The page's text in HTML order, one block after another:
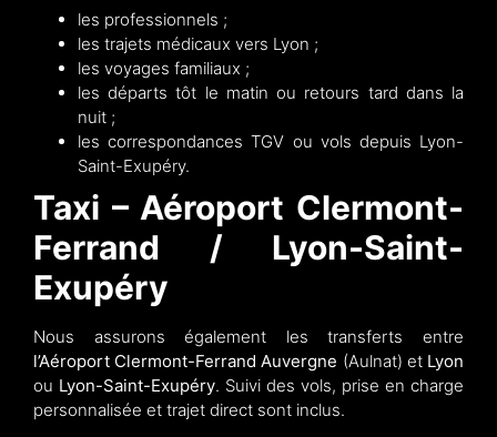
les professionnels ;
les trajets médicaux vers Lyon ;
les voyages familiaux ;
les départs tôt le matin ou retours tard dans la
nuit ;
les correspondances TGV ou vols depuis Lyon-
Saint-Exupéry.
Taxi – Aéroport Clermont-
Ferrand / Lyon-Saint-
Exupéry
Nous assurons également les transferts entre
l’Aéroport Clermont-Ferrand Auvergne (Aulnat) et Lyon
ou Lyon-Saint-Exupéry. Suivi des vols, prise en charge
personnalisée et trajet direct sont inclus.